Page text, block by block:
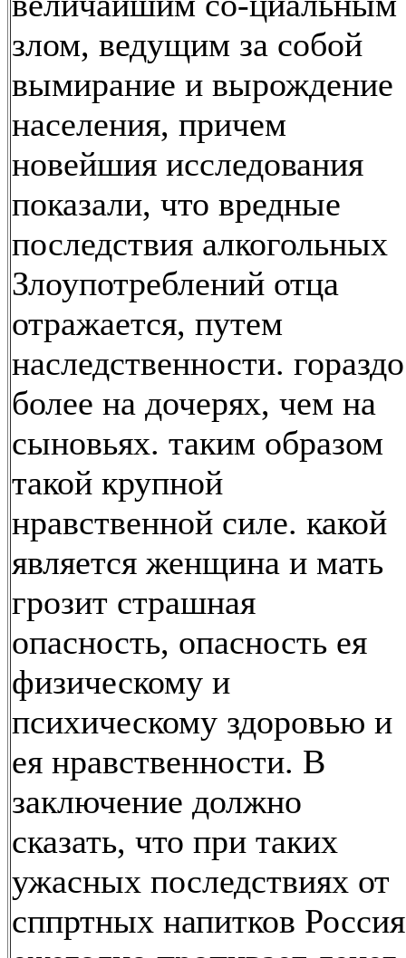
злом, ведущим за собой
вымирание и вырождение
населения, причем
новейшия исследования
показали, что вредные
последствия алкогольных
Злоупотреблений отца
отражается, путем
наследственности. гораздо
более на дочерях, чем на
сыновьях. таким образом
такой крупной
нравственной силе. какой
является женщина и мать
грозит страшная
опасность, опасность ея
физическому и
психическому здоровью и
ея нравственности. В
заключение должно
сказать, что при таких
ужасных последствиях от
сппртных напитков Россия